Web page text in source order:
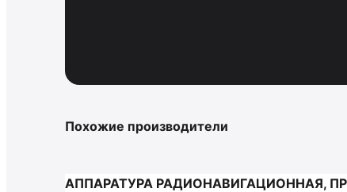
Похожие производители
АППАРАТУРА РАДИОНАВИГАЦИОННАЯ,